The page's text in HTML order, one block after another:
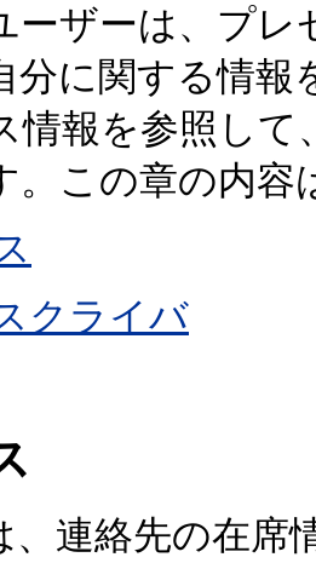
ーザーは、プ
分に関する情報
情報を参照し
。この章の内容
クライバ
、連絡先の在席